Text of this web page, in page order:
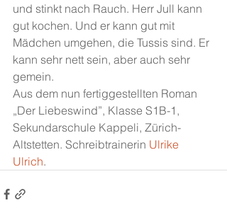
und stinkt nach Rauch. Herr Jull kann
gut kochen. Und er kann gut mit
Mädchen umgehen, die Tussis sind. Er
kann sehr nett sein, aber auch sehr
gemein.
Aus dem nun fertiggestellten Roman
„Der Liebeswind”, Klasse S1B-1,
Sekundarschule Kappeli, Zürich-
Altstetten. Schreibtrainerin Ulrike
Ulrich.